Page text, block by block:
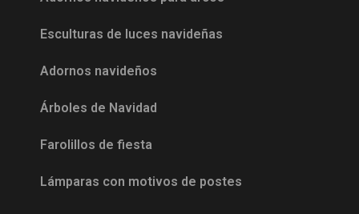
Esculturas de luces navideñas
Adornos navideños
Árboles de Navidad
Farolillos de fiesta
Lámparas con motivos de postes